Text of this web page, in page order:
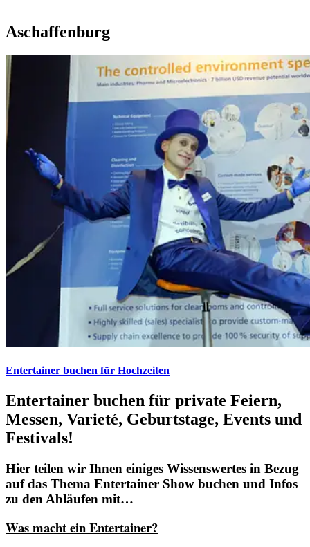
Aschaffenburg
Entertainer buchen für Hochzeiten
Entertainer buchen für private Feiern,
Messen, Varieté, Geburtstage, Events und
Festivals!
Hier teilen wir Ihnen einiges Wissenswertes in Bezug
auf das Thema Entertainer Show buchen und Infos
zu den Abläufen mit…
Was macht ein Entertainer?